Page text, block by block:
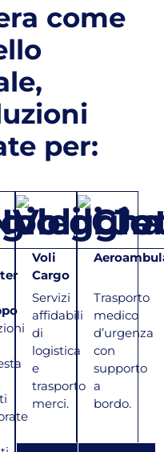
come
per:
Voli
Cargo
Servizi
affidabili
di
logistica
e
trasporto
merci.
Trasporto
medico
d’urgenza
con
supporto
a
bordo.